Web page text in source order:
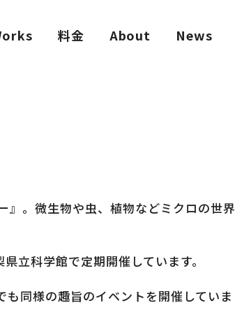
料金 About News
』。微生物や虫、植物などミクロの世界
立科学館で定期開催しています。
同様の趣旨のイベントを開催していま